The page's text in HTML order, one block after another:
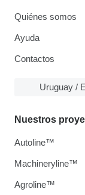
Quiénes somos
Ayuda
Contactos
Uruguay /
Nuestros
Autoline™
Machineryline™
Agroline™